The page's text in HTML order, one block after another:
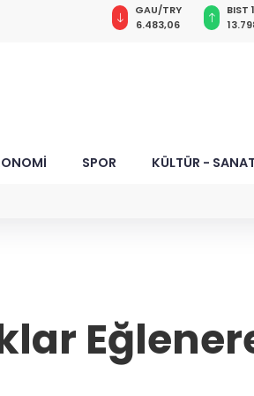
GAU/TRY
6.483,06
BIST 100
13.798,82
SPOR KÜLTÜR - SANAT